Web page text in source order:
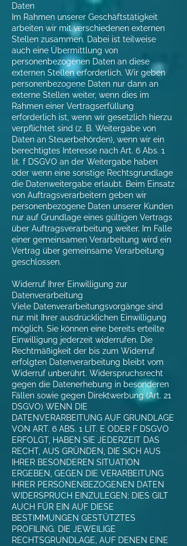
Daten
Im Rahmen unserer Geschäftstätigkeit
arbeiten wir mit verschiedenen externen
Stellen zusammen. Dabei ist teilweise
auch eine Übermittlung von
personenbezogenen Daten an diese
externen Stellen erforderlich. Wir geben
personenbezogene Daten nur dann an
externe Stellen weiter, wenn dies im
Rahmen einer Vertragserfüllung
erforderlich ist, wenn wir gesetzlich hierzu
verpflichtet sind (z. B. Weitergabe von
Daten an Steuerbehörden), wenn wir ein
berechtigtes Interesse nach Art. 6 Abs. 1
lit. f DSGVO an der Weitergabe haben
oder wenn eine sonstige Rechtsgrundlage
die Datenweitergabe erlaubt. Beim Einsatz
von Auftragsverarbeitern geben wir
personenbezogene Daten unserer Kunden
nur auf Grundlage eines gültigen Vertrags
über Auftragsverarbeitung weiter. Im Falle
einer gemeinsamen Verarbeitung wird ein
Vertrag über gemeinsame Verarbeitung
geschlossen.
Widerruf Ihrer Einwilligung zur
Datenverarbeitung
Viele Datenverarbeitungsvorgänge sind
nur mit Ihrer ausdrücklichen Einwilligung
möglich. Sie können eine bereits erteilte
Einwilligung jederzeit widerrufen. Die
Rechtmäßigkeit der bis zum Widerruf
erfolgten Datenverarbeitung bleibt vom
Widerruf unberührt. Widerspruchsrecht
gegen die Datenerhebung in besonderen
Fällen sowie gegen Direktwerbung (Art. 21
DSGVO) WENN DIE
DATENVERARBEITUNG AUF GRUNDLAGE
VON ART. 6 ABS. 1 LIT. E ODER F DSGVO
ERFOLGT, HABEN SIE JEDERZEIT DAS
RECHT, AUS GRÜNDEN, DIE SICH AUS
IHRER BESONDEREN SITUATION
ERGEBEN, GEGEN DIE VERARBEITUNG
IHRER PERSONENBEZOGENEN DATEN
WIDERSPRUCH EINZULEGEN; DIES GILT
AUCH FÜR EIN AUF DIESE
BESTIMMUNGEN GESTÜTZTES
PROFILING. DIE JEWEILIGE
RECHTSGRUNDLAGE, AUF DENEN EINE